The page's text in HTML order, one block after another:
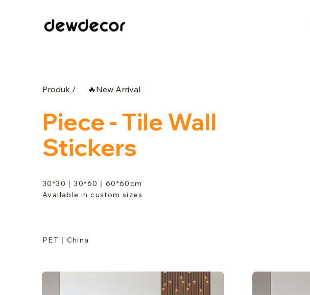
Produk / 🔥New Arrival
Piece - Tile Wall
Stickers
30*30｜30*60｜60*60cm
Available in custom sizes
PET｜China